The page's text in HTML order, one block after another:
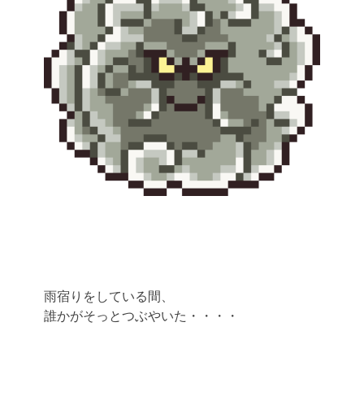
雨宿りをしている間、
誰かがそっとつぶやいた・・・・